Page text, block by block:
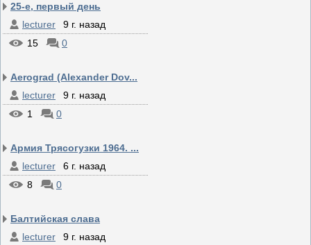
25-е, первый день
lecturer
9 г. назад
15
0
Aerograd (Alexander Dov...
lecturer
9 г. назад
1
0
Армия Трясогузки 1964. ...
lecturer
6 г. назад
8
0
Балтийская слава
lecturer
9 г. назад